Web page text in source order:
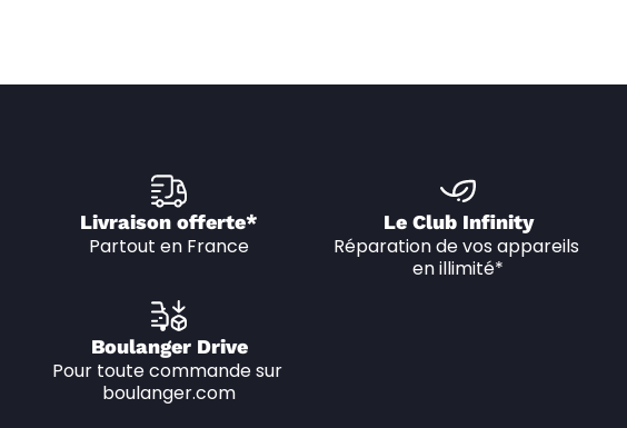
Livraison offerte*
Partout en France
Le Club Infinity
Réparation de vos appareils
en illimité*
Boulanger Drive
Pour toute commande sur
boulanger.com